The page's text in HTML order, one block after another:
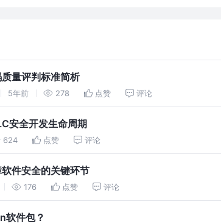
量评判标准简析
5年前 278 点赞 评论
安全开发生命周期
624 点赞 评论
件安全的关键环节
176 点赞 评论
软件包？